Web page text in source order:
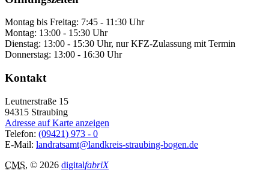
Montag bis Freitag: 7:45 - 11:30 Uhr
Montag: 13:00 - 15:30 Uhr
Dienstag: 13:00 - 15:30 Uhr, nur KFZ-Zulassung mit Termin
Donnerstag: 13:00 - 16:30 Uhr
Kontakt
Leutnerstraße 15
94315 Straubing
Adresse auf Karte anzeigen
Telefon: (09421) 973 - 0
E-Mail: landratsamt@landkreis-straubing-bogen.de
CMS, © 2026 digitalfabriX